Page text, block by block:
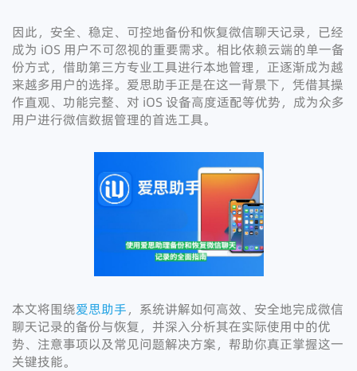
因此，安全、稳定、可控地备份和恢复微信聊天记录，已经
成为 iOS 用户不可忽视的重要需求。相比依赖云端的单一备
份方式，借助第三方专业工具进行本地管理，正逐渐成为越
来越多用户的选择。爱思助手正是在这一背景下，凭借其操
作直观、功能完整、对 iOS 设备高度适配等优势，成为众多
用户进行微信数据管理的首选工具。
本文将围绕爱思助手，系统讲解如何高效、安全地完成微信
聊天记录的备份与恢复，并深入分析其在实际使用中的优
势、注意事项以及常见问题解决方案，帮助你真正掌握这一
关键技能。